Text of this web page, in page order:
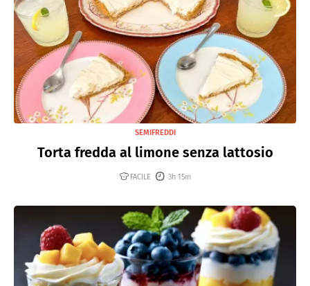
SEMIFREDDI
Torta fredda al limone senza lattosio
FACILE 3h 15m